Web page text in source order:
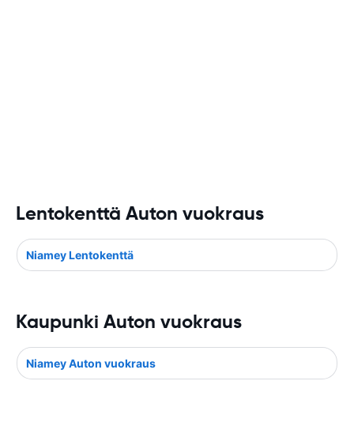
Lentokenttä Auton vuokraus
Niamey Lentokenttä
Kaupunki Auton vuokraus
Niamey Auton vuokraus